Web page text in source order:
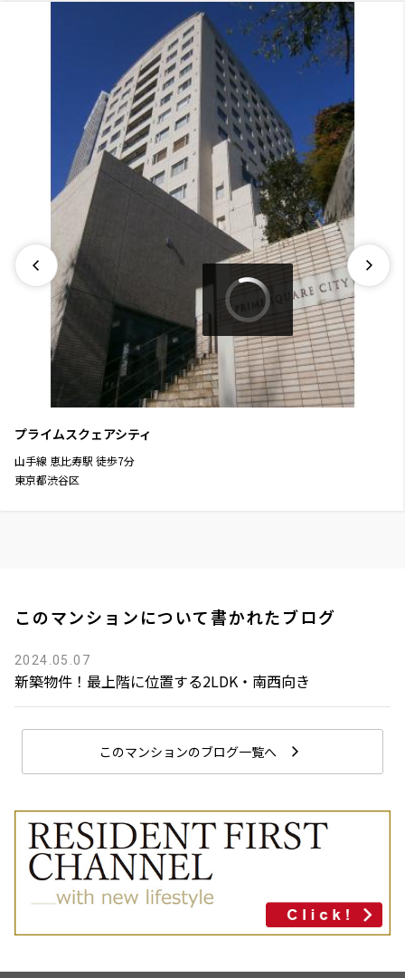
プライムスクェアシティ
山手線 恵比寿駅 徒歩7分
東京都渋谷区
このマンションについて書かれたブログ
2024.05.07
新築物件！最上階に位置する2LDK・南西向き
このマンションのブログ一覧へ